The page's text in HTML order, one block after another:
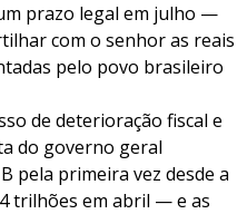
prazo legal em julho —
com o senhor as reais
pelo povo brasileiro
de deterioração fiscal e
do governo geral
pela primeira vez desde a
trilhões em abril — e as